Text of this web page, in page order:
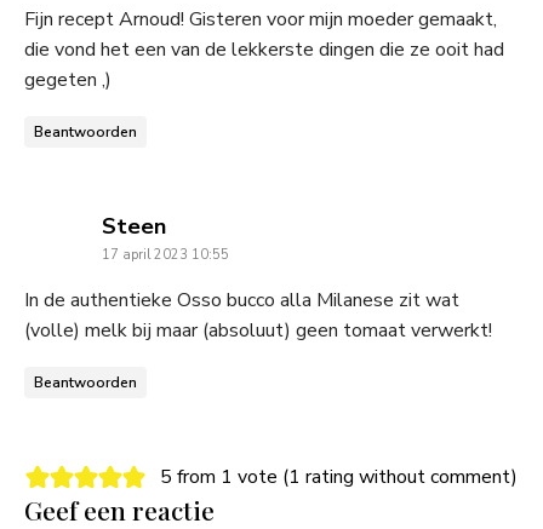
Fijn recept Arnoud! Gisteren voor mijn moeder gemaakt,
die vond het een van de lekkerste dingen die ze ooit had
gegeten ,)
Beantwoorden
Steensays:
17 april 2023 10:55
In de authentieke Osso bucco alla Milanese zit wat
(volle) melk bij maar (absoluut) geen tomaat verwerkt!
Beantwoorden
5 from 1 vote (1 rating without comment)
Geef een reactie